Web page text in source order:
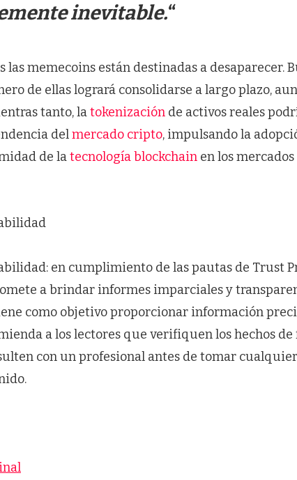
inevitable.“
las memecoins están destinadas a desaparecer.
de ellas logrará consolidarse a largo plazo,
tanto, latokenización de activos reales
delmercado cripto, impulsando la
de latecnología blockchain en los
en cumplimiento de las pautas de Trust
a brindar informes imparciales y
como objetivo proporcionar información
a los lectores que verifiquen los hechos
con un profesional antes de tomar